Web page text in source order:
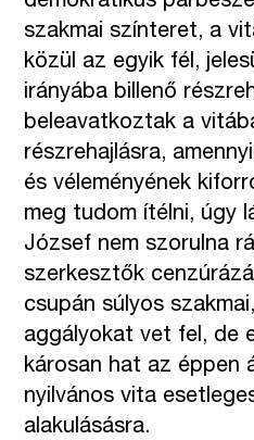
szakmai színteret, a
közül az egyik fél,
irányába billenő
beleavatkoztak a
részrehajlásra,
és véleményének
meg tudom ítélni, úgy
József nem szorulna
szerkesztők
csupán súlyos
aggályokat vet fel, de
károsan hat az éppen
nyilvános vita
alakulásásra.